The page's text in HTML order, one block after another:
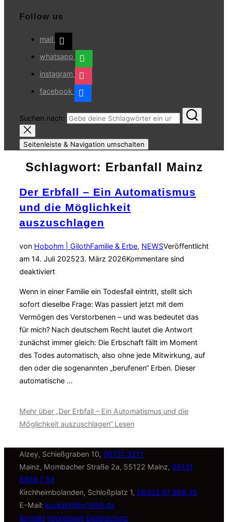
Follow us
mail
whatsapp
instagram
facebook
Suchen nach:
Seitenleiste & Navigation umschalten
Schlagwort: Erbanfall Mainz
Der Erbfall – Ein Automatismus
und die Möglichkeit
auszuschlagen
von Hobohm | GilothFamilie & Erbe, NEWSVeröffentlicht
am 14. Juli 202523. März 2026Kommentare sind
deaktiviert
Wenn in einer Familie ein Todesfall eintritt, stellt sich
sofort dieselbe Frage: Was passiert jetzt mit dem
Vermögen des Verstorbenen – und was bedeutet das
für mich? Nach deutschem Recht lautet die Antwort
zunächst immer gleich: Die Erbschaft fällt im Moment
des Todes automatisch, also ohne jede Mitwirkung, auf
den oder die sogenannten „berufenen“ Erben. Dieser
automatische …
Mehr über „Der Erbfall – Ein Automatismus und die
Möglichkeit auszuschlagen“ Lesen
Alzey, Schießgraben 10, 06731 3211
Mainz, Mombacher Straße 2a, 55122 Mainz, 06131
8888 1 88
Kirchheimbolanden, Schloßplatz 1, 06352 67 888 35
E-Mail: kontakt@hg1959.de
Kontakt Impressum Datenschutz